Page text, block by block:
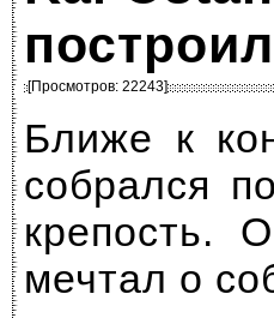
[Просмотров: 22243]
Ближе к
собрался
крепость.
мечтал о